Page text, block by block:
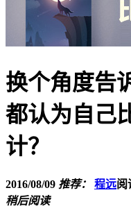
换个角度告
都认为自己
计？
2016/08/09 推荐： 程远阅
稍后阅读